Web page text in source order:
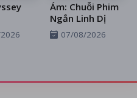
Ám: Chuỗi Phim
Ngắn Linh Dị
07/08/2026